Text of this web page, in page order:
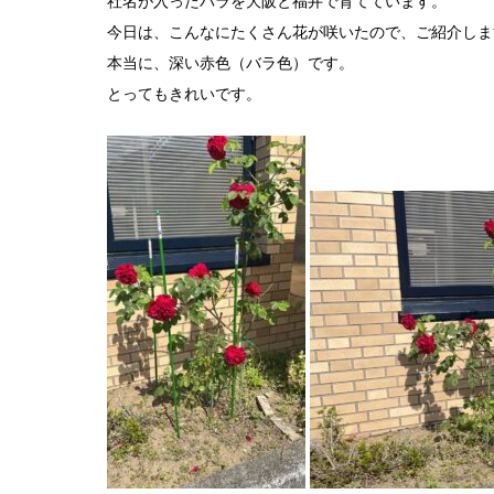
今日は、こんなにたくさん花が咲いたので、ご紹介し
本当に、深い赤色（バラ色）です。
とってもきれいです。